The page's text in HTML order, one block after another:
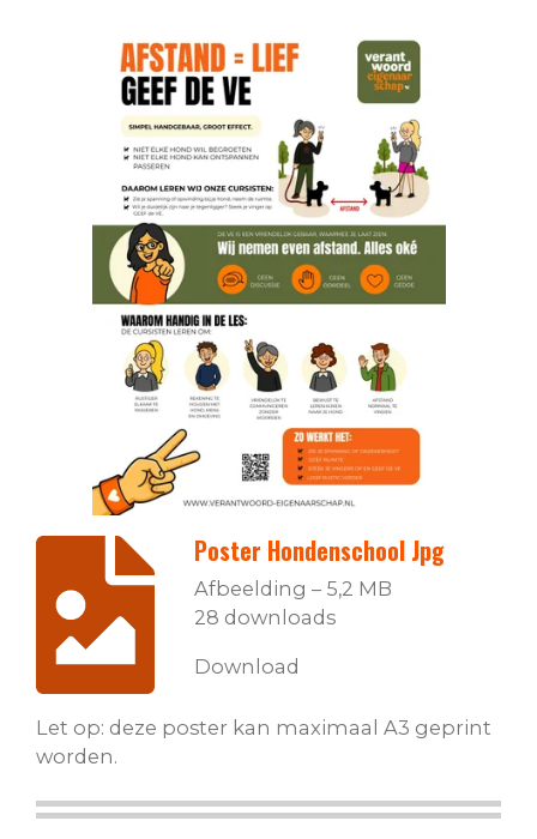
Poster Hondenschool Jpg
Afbeelding – 5,2 MB
28 downloads
Download
Let op: deze poster kan maximaal A3 geprint
worden.